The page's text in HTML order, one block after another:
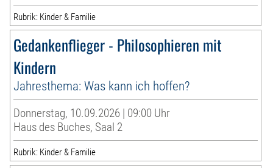
Rubrik: Kinder & Familie
Gedankenflieger - Philosophieren mit
Kindern
Jahresthema: Was kann ich hoffen?
Donnerstag, 10.09.2026 | 09:00 Uhr
Haus des Buches, Saal 2
Rubrik: Kinder & Familie